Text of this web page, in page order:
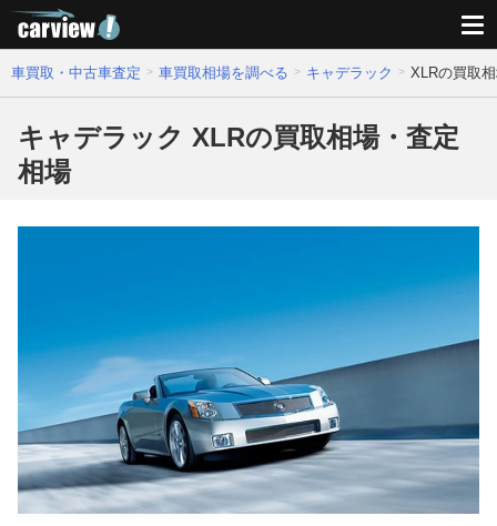
車買取・中古車査定 車買取相場を調べる キャデラック XLRの買取
キャデラック XLRの買取相場・査定
相場